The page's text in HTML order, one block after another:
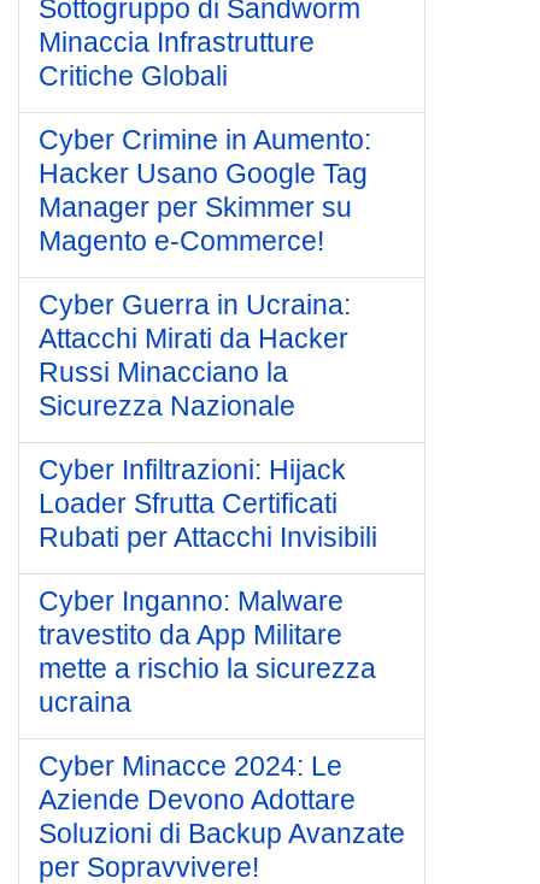
Sottogruppo di Sandworm
Minaccia Infrastrutture
Critiche Globali
Cyber Crimine in Aumento:
Hacker Usano Google Tag
Manager per Skimmer su
Magento e-Commerce!
Cyber Guerra in Ucraina:
Attacchi Mirati da Hacker
Russi Minacciano la
Sicurezza Nazionale
Cyber Infiltrazioni: Hijack
Loader Sfrutta Certificati
Rubati per Attacchi Invisibili
Cyber Inganno: Malware
travestito da App Militare
mette a rischio la sicurezza
ucraina
Cyber Minacce 2024: Le
Aziende Devono Adottare
Soluzioni di Backup Avanzate
per Sopravvivere!